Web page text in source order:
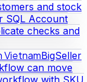
and stock
SQL Account
checks and
VietnamBigSeller
can move
with SKU